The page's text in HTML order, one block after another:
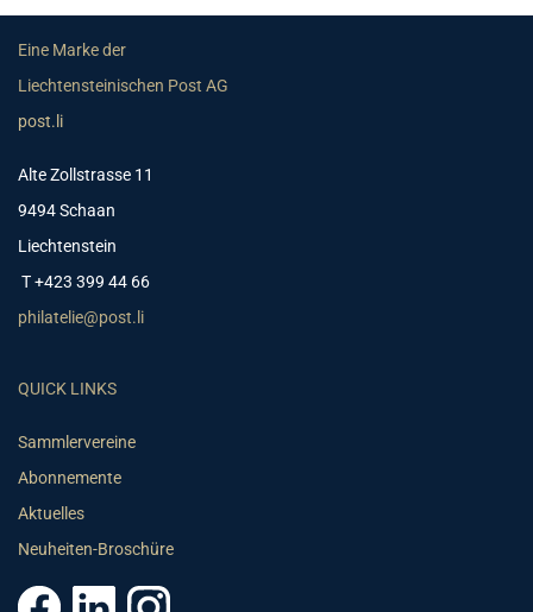
Eine Marke der
Liechtensteinischen Post AG
post.li
Alte Zollstrasse 11
9494 Schaan
Liechtenstein
T +423 399 44 66
philatelie@post.li
QUICK LINKS
Sammlervereine
Abonnemente
Aktuelles
Neuheiten-Broschüre